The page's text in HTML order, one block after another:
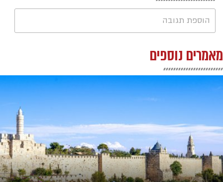
הוספת תגובה
מאמרים נוספים